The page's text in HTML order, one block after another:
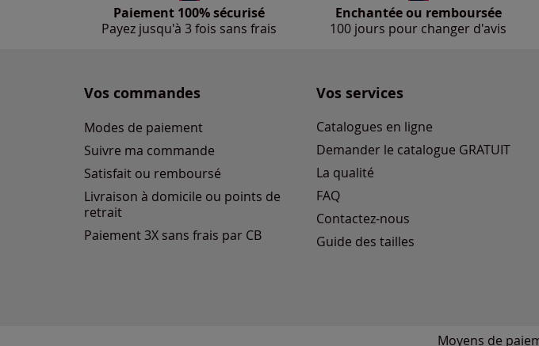
Paiement 100% sécurisé
Payez jusqu'à 3 fois sans frais
Enchantée ou remboursée
100 jours pour changer d'avis
Vos commandes
Modes de paiement
Suivre ma commande
Satisfait ou remboursé
Livraison à domicile ou points de
retrait
Paiement 3X sans frais par CB
Vos services
Catalogues en ligne
Demander le catalogue GRATUIT
La qualité
FAQ
Contactez-nous
Guide des tailles
Moyens de